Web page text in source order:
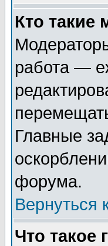
Кто такие
работа —
Главные
форума.
Вернуться
Что такое